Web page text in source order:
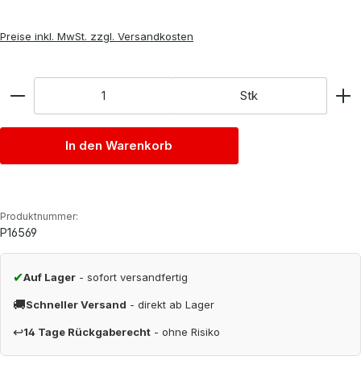
Preise inkl. MwSt. zzgl. Versandkosten
Stk
In den Warenkorb
Produktnummer:
P16569
✔Auf Lager - sofort versandfertig
🚚Schneller Versand - direkt ab Lager
↩14 Tage Rückgaberecht - ohne Risiko